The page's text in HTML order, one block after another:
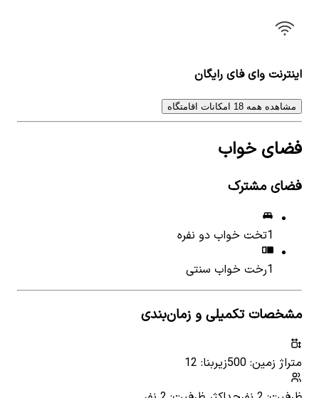
اینترنت وای فای رایگان
مشاهده همه 18 امکانات اقامتگاه
فضای خواب
فضای مشترک
1تخت خواب دو نفره
1رخت خواب سنتی
مشخصات تکمیلی و زمان‌بندی
متراژ زمین: 500
زیربنا: 12